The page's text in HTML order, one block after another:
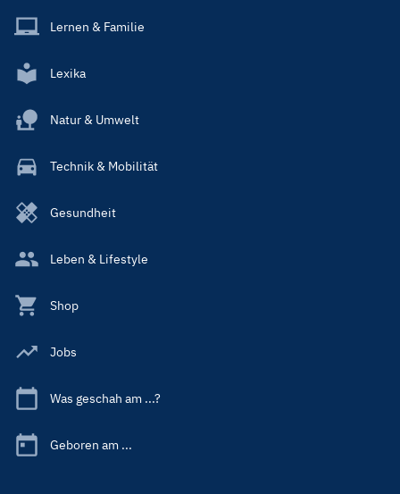
Lernen & Familie
Lexika
Natur & Umwelt
Technik & Mobilität
Gesundheit
Leben & Lifestyle
Shop
Jobs
Was geschah am ...?
Geboren am ...